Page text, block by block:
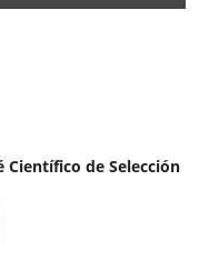
Científico de Selección